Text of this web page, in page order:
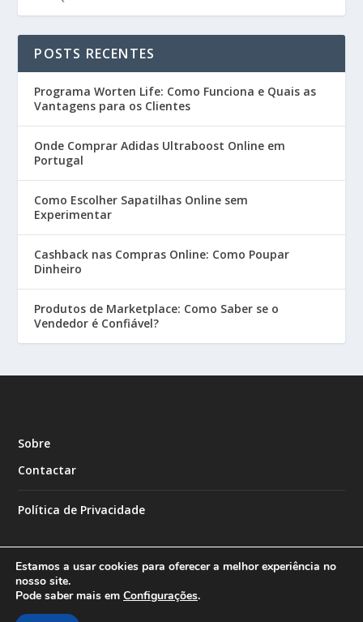
POSTS RECENTES
Programa Worten Life: Como Funciona e Quais as
Vantagens para os Clientes
Onde Comprar Adidas Ultraboost Online em
Portugal
Como Escolher Sapatilhas Online sem
Experimentar
Cashback nas Compras Online: Como Poupar
Dinheiro
Produtos de Marketplace: Como Saber se o
Vendedor é Confiável?
Sobre
Contactar
Política de Privacidade
Designed by
Estamos a usar cookies para oferecer a melhor experiência no
nosso site.
Pode saber mais em Configurações.